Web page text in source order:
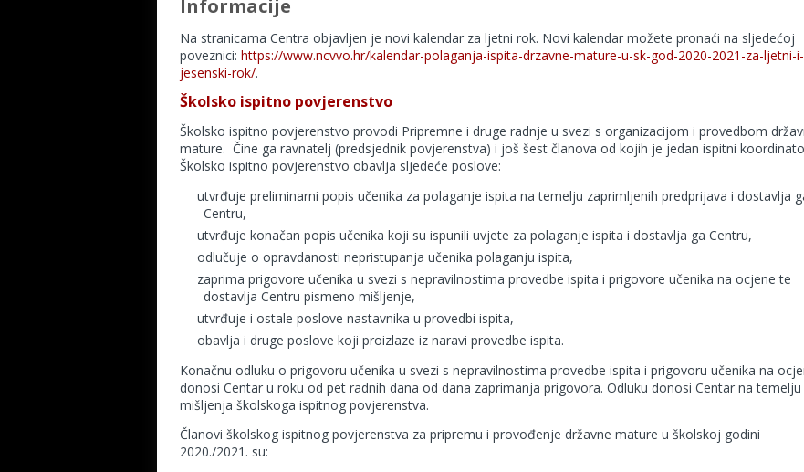
Informacije
Na stranicama Centra objavljen je novi kalendar za ljetni rok. Novi kalendar možete pronaći na sljedećoj
poveznici: https://www.ncvvo.hr/kalendar-polaganja-ispita-drzavne-mature-u-sk-god-2020-2021-za-ljetni-i-
jesenski-rok/.
Školsko ispitno povjerenstvo
Školsko ispitno povjerenstvo provodi Pripremne i druge radnje u svezi s organizacijom i provedbom
mature. Čine ga ravnatelj (predsjednik povjerenstva) i još šest članova od kojih je jedan ispitni
Školsko ispitno povjerenstvo obavlja sljedeće poslove:
utvrđuje preliminarni popis učenika za polaganje ispita na temelju zaprimljenih predprijava i dostavlja
Centru,
utvrđuje konačan popis učenika koji su ispunili uvjete za polaganje ispita i dostavlja ga Centru,
odlučuje o opravdanosti nepristupanja učenika polaganju ispita,
zaprima prigovore učenika u svezi s nepravilnostima provedbe ispita i prigovore učenika na ocjene te
dostavlja Centru pismeno mišljenje,
utvrđuje i ostale poslove nastavnika u provedbi ispita,
obavlja i druge poslove koji proizlaze iz naravi provedbe ispita.
Konačnu odluku o prigovoru učenika u svezi s nepravilnostima provedbe ispita i prigovoru učenika na
donosi Centar u roku od pet radnih dana od dana zaprimanja prigovora. Odluku donosi Centar na temelju
mišljenja školskoga ispitnog povjerenstva.
Članovi školskog ispitnog povjerenstva za pripremu i provođenje državne mature u školskoj godini
2020./2021. su: